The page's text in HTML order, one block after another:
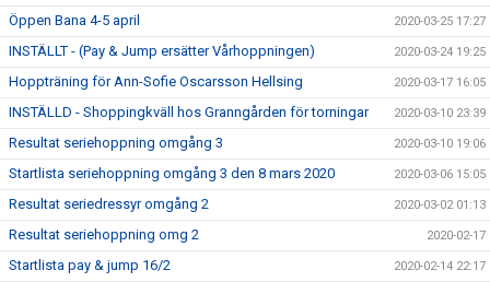
Öppen Bana 4-5 april 2020-03-25 17:27
INSTÄLLT - (Pay & Jump ersätter Vårhoppningen) 2020-03-24 19:25
Hoppträning för Ann-Sofie Oscarsson Hellsing 2020-03-17 16:05
INSTÄLLD - Shoppingkväll hos Granngården för torningar 2020-03-10 23:39
Resultat seriehoppning omgång 3 2020-03-10 19:06
Startlista seriehoppning omgång 3 den 8 mars 2020 2020-03-06 15:05
Resultat seriedressyr omgång 2 2020-03-02 01:13
Resultat seriehoppning omg 2 2020-02-17
Startlista pay & jump 16/2 2020-02-14 22:17